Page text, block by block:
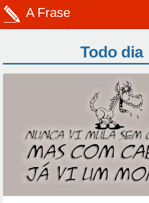
A Frase
Todo dia